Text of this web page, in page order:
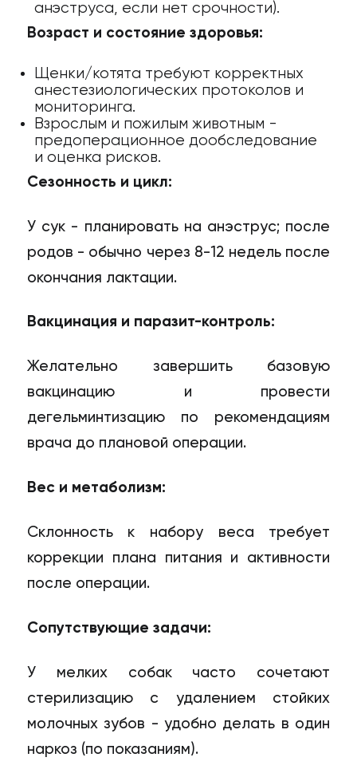
анэструса, если нет срочности).
Возраст и состояние здоровья:
Щенки/котята требуют корректных
анестезиологических протоколов и
мониторинга.
Взрослым и пожилым животным -
предоперационное дообследование
и оценка рисков.
Сезонность и цикл:
У сук - планировать на анэструс; после
родов - обычно через 8-12 недель после
окончания лактации.
Вакцинация и паразит-контроль:
Желательно завершить базовую
вакцинацию и провести
дегельминтизацию по рекомендациям
врача до плановой операции.
Вес и метаболизм:
Склонность к набору веса требует
коррекции плана питания и активности
после операции.
Сопутствующие задачи:
У мелких собак часто сочетают
стерилизацию с удалением стойких
молочных зубов - удобно делать в один
наркоз (по показаниям).